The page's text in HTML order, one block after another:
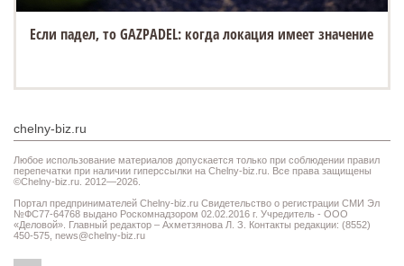
Если падел, то GAZPADEL: когда локация имеет значение
chelny-biz.ru
Любое использование материалов допускается только при соблюдении правил
перепечатки при наличии гиперссылки на Chelny-biz.ru. Все права защищены
©Chelny-biz.ru. 2012—2026.
Портал предпринимателей Chelny-biz.ru Свидетельство о регистрации СМИ Эл
№ФС77-64768 выдано Роскомнадзором 02.02.2016 г. Учредитель - ООО
«Деловой». Главный редактор – Ахметзянова Л. З. Контакты редакции: (8552)
450-575, news@chelny-biz.ru